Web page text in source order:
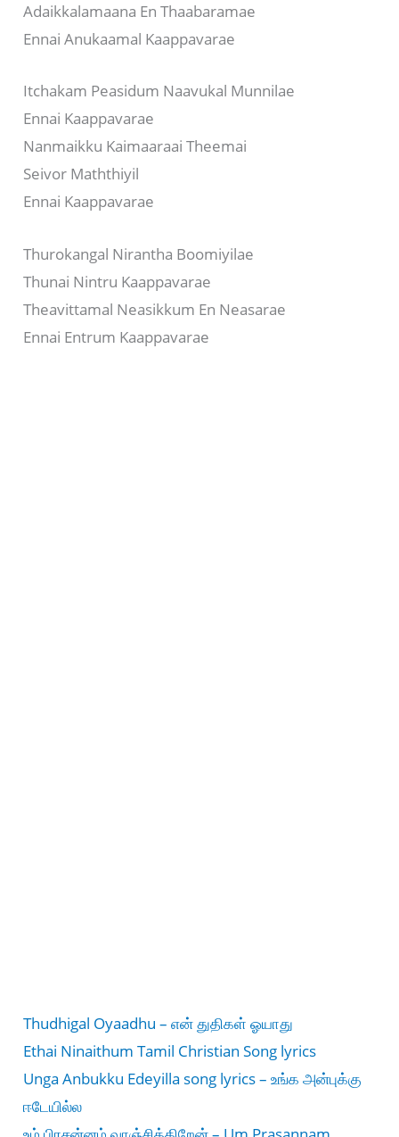
Adaikkalamaana En Thaabaramae
Ennai Anukaamal Kaappavarae
Itchakam Peasidum Naavukal Munnilae
Ennai Kaappavarae
Nanmaikku Kaimaaraai Theemai
Seivor Maththiyil
Ennai Kaappavarae
Thurokangal Nirantha Boomiyilae
Thunai Nintru Kaappavarae
Theavittamal Neasikkum En Neasarae
Ennai Entrum Kaappavarae
Thudhigal Oyaadhu – என் துதிகள் ஓயாது
Ethai Ninaithum Tamil Christian Song lyrics
Unga Anbukku Edeyilla song lyrics – உங்க அன்புக்கு
ஈடேயில்ல